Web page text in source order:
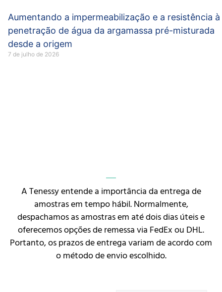
Aumentando a impermeabilização e a resistência à
penetração de água da argamassa pré-misturada
desde a origem
7 de julho de 2026
A Tenessy entende a importância da entrega de
amostras em tempo hábil. Normalmente,
despachamos as amostras em até dois dias úteis e
oferecemos opções de remessa via FedEx ou DHL.
Portanto, os prazos de entrega variam de acordo com
o método de envio escolhido.